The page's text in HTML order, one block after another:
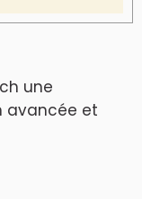
une
avancée et